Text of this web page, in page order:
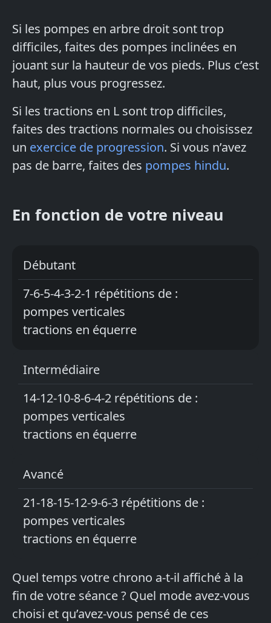
Si les pompes en arbre droit sont trop
difficiles, faites des pompes inclinées en
jouant sur la hauteur de vos pieds. Plus c’est
haut, plus vous progressez.
Si les tractions en L sont trop difficiles,
faites des tractions normales ou choisissez
un exercice de progression. Si vous n’avez
pas de barre, faites des pompes hindu.
En fonction de votre niveau
Débutant
7-6-5-4-3-2-1 répétitions de :
pompes verticales
tractions en équerre
Intermédiaire
14-12-10-8-6-4-2 répétitions de :
pompes verticales
tractions en équerre
Avancé
21-18-15-12-9-6-3 répétitions de :
pompes verticales
tractions en équerre
Quel temps votre chrono a-t-il affiché à la
fin de votre séance ? Quel mode avez-vous
choisi et qu’avez-vous pensé de ces